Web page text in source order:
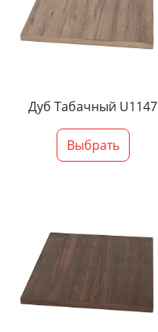
Дуб Табачный U1147
Выбрать